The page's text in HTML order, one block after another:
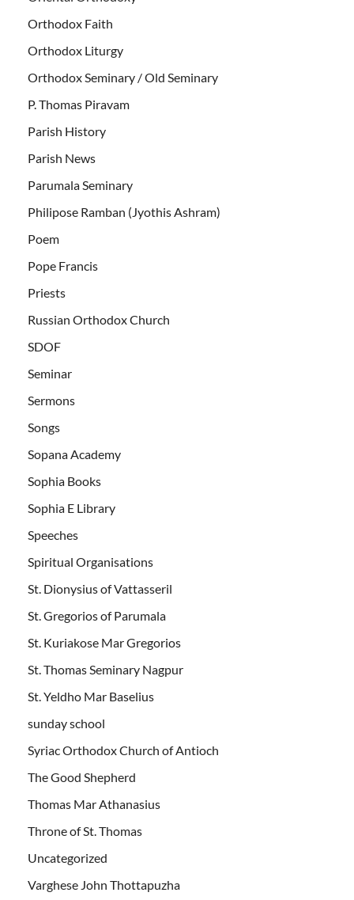
Orthodox Faith
Orthodox Liturgy
Orthodox Seminary / Old Seminary
P. Thomas Piravam
Parish History
Parish News
Parumala Seminary
Philipose Ramban (Jyothis Ashram)
Poem
Pope Francis
Priests
Russian Orthodox Church
SDOF
Seminar
Sermons
Songs
Sopana Academy
Sophia Books
Sophia E Library
Speeches
Spiritual Organisations
St. Dionysius of Vattasseril
St. Gregorios of Parumala
St. Kuriakose Mar Gregorios
St. Thomas Seminary Nagpur
St. Yeldho Mar Baselius
sunday school
Syriac Orthodox Church of Antioch
The Good Shepherd
Thomas Mar Athanasius
Throne of St. Thomas
Uncategorized
Varghese John Thottapuzha